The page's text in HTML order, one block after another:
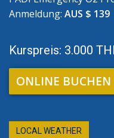
Anmeldung: AUS $ 139
Kurspreis: 3.000
ONLINE BUCHEN
LOCAL WEATHER